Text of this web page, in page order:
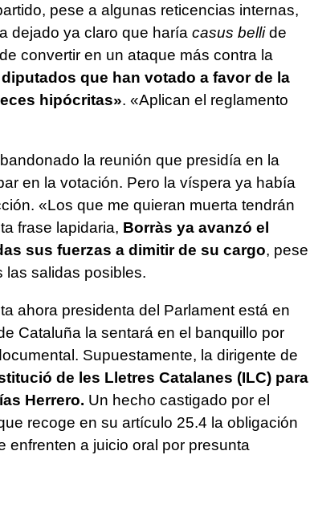
pese a algunas reticencias internas,
dejado ya claro que haría casus bellide
convertir en un ataque más contra la
que han votado a favor de la
hipócritas». «Aplican el reglamento
la reunión que presidía en la
en la votación. Pero la víspera ya había
«Los que me quieran muerta tendrán
frase lapidaria, Borràs ya avanzó el
sus fuerzas a dimitir de su cargo, pese
las salidas posibles.
ahora presidenta del Parlament está en
Cataluña la sentará en el banquillo por
Supuestamente, la dirigente de
de les Lletres Catalanes (ILC) para
Herrero. Un hecho castigado por el
recoge en su artículo 25.4 la obligación
enfrenten a juicio oral por presunta